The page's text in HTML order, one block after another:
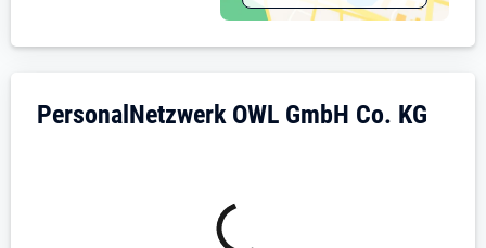
Servicemonteur oder Haustechniker (am besten
Geschick bei Fehlersuche, Störungsbeseitigung
und allgemeinen Installationsarbeiten
Unternehmensdarstellung:
PersonalNetzwerk OWL GmbH Co. KG